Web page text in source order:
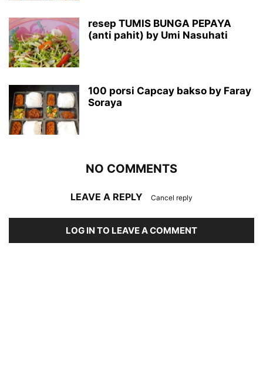
resep TUMIS BUNGA PEPAYA
(anti pahit) by Umi Nasuhati
100 porsi Capcay bakso by Faray
Soraya
NO COMMENTS
LEAVE A REPLY Cancel reply
LOG IN TO LEAVE A COMMENT